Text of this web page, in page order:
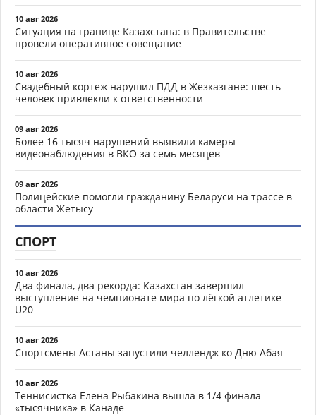
10 авг 2026
Ситуация на границе Казахстана: в Правительстве
провели оперативное совещание
10 авг 2026
Свадебный кортеж нарушил ПДД в Жезказгане: шесть
человек привлекли к ответственности
09 авг 2026
Более 16 тысяч нарушений выявили камеры
видеонаблюдения в ВКО за семь месяцев
09 авг 2026
Полицейские помогли гражданину Беларуси на трассе в
области Жетысу
СПОРТ
10 авг 2026
Два финала, два рекорда: Казахстан завершил
выступление на чемпионате мира по лёгкой атлетике
U20
10 авг 2026
Спортсмены Астаны запустили челлендж ко Дню Абая
10 авг 2026
Теннисистка Елена Рыбакина вышла в 1/4 финала
«тысячника» в Канаде